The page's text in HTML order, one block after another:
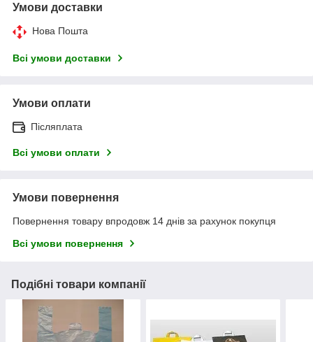
Умови доставки
Нова Пошта
Всі умови доставки
Умови оплати
Післяплата
Всі умови оплати
Умови повернення
Повернення товару впродовж 14 днів за рахунок покупця
Всі умови повернення
Подібні товари компанії